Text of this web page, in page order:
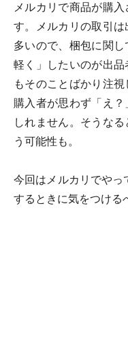
メルカリで商品が購
す。メルカリの取引
多いので、梱包に関
軽く」したいのが出
もそのことばかり注
購入者が思わず「え
しれません。そうな
う可能性も。
今回はメルカリでやっ
するときに気をつける